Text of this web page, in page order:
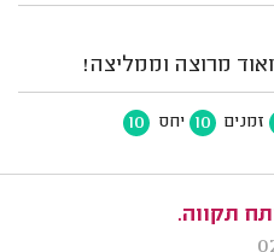
מרוצה וממליצה!
זמנים 10 יחס 10
תקווה.